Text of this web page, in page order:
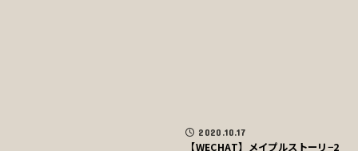
2020.10.17
【WECHAT】メイプルストーリ−2